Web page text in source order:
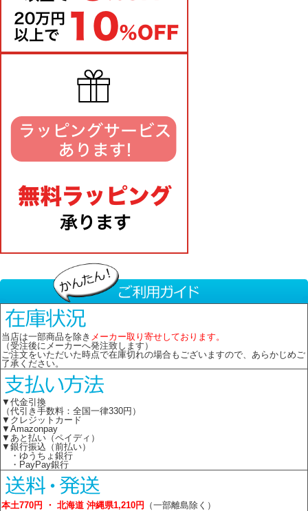
当店は一部商品を除き メーカー取り寄せしております。
（受注後にメーカーへ発注致します）
ご注文をいただいた時点で在庫切れの場合もございますので、あらかじめご
了承ください。
▼代金引換
（代引き手数料：全国一律330円）
▼クレジットカード
▼Amazonpay
▼あと払い（ペイディ）
▼銀行振込（前払い）
・ゆうちょ銀行
・PayPay銀行
本土770円 ・ 北海道 沖縄県1,210円 （一部離島除く）